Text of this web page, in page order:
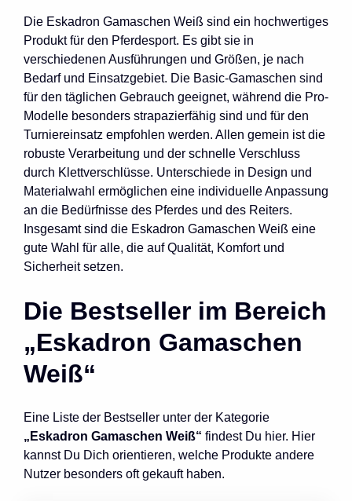
Die Eskadron Gamaschen Weiß sind ein hochwertiges
Produkt für den Pferdesport. Es gibt sie in
verschiedenen Ausführungen und Größen, je nach
Bedarf und Einsatzgebiet. Die Basic-Gamaschen sind
für den täglichen Gebrauch geeignet, während die Pro-
Modelle besonders strapazierfähig sind und für den
Turniereinsatz empfohlen werden. Allen gemein ist die
robuste Verarbeitung und der schnelle Verschluss
durch Klettverschlüsse. Unterschiede in Design und
Materialwahl ermöglichen eine individuelle Anpassung
an die Bedürfnisse des Pferdes und des Reiters.
Insgesamt sind die Eskadron Gamaschen Weiß eine
gute Wahl für alle, die auf Qualität, Komfort und
Sicherheit setzen.
Die Bestseller im Bereich
„Eskadron Gamaschen
Weiß“
Eine Liste der Bestseller unter der Kategorie
„Eskadron Gamaschen Weiß“ findest Du hier. Hier
kannst Du Dich orientieren, welche Produkte andere
Nutzer besonders oft gekauft haben.